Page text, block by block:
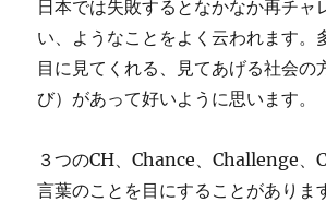
日本では失敗するとなかなか再チャ
い、ようなことをよく云われます。
目に見てくれる、見てあげる社会の
び）があって好いように思います。
３つのCH、Chance、Challenge、
言葉のことを目にすることがありま